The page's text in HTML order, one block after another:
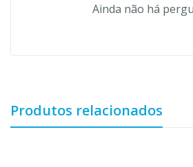
Ainda não há
Produtos relacionados